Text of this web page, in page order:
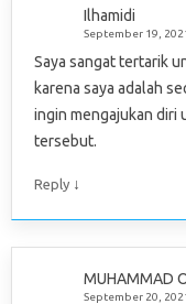
Ilhamidi
September 19,
Saya sangat tertarik
karena saya adalah
ingin mengajukan diri
tersebut.
Reply ↓
MUHAMMAD
September 20,